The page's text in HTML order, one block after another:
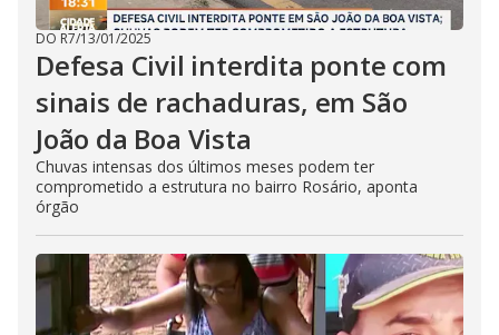
DO R7/13/01/2025
Defesa Civil interdita ponte com
sinais de rachaduras, em São
João da Boa Vista
Chuvas intensas dos últimos meses podem ter
comprometido a estrutura no bairro Rosário, aponta
órgão